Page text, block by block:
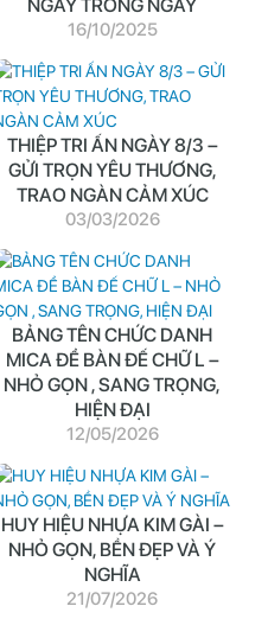
NGAY TRONG NGÀY
16/10/2025
THIỆP TRI ẤN NGÀY 8/3 –
GỬI TRỌN YÊU THƯƠNG,
TRAO NGÀN CẢM XÚC
03/03/2026
BẢNG TÊN CHỨC DANH
MICA ĐỂ BÀN ĐẾ CHỮ L –
NHỎ GỌN , SANG TRỌNG,
HIỆN ĐẠI
12/05/2026
HUY HIỆU NHỰA KIM GÀI –
NHỎ GỌN, BỀN ĐẸP VÀ Ý
NGHĨA
21/07/2026